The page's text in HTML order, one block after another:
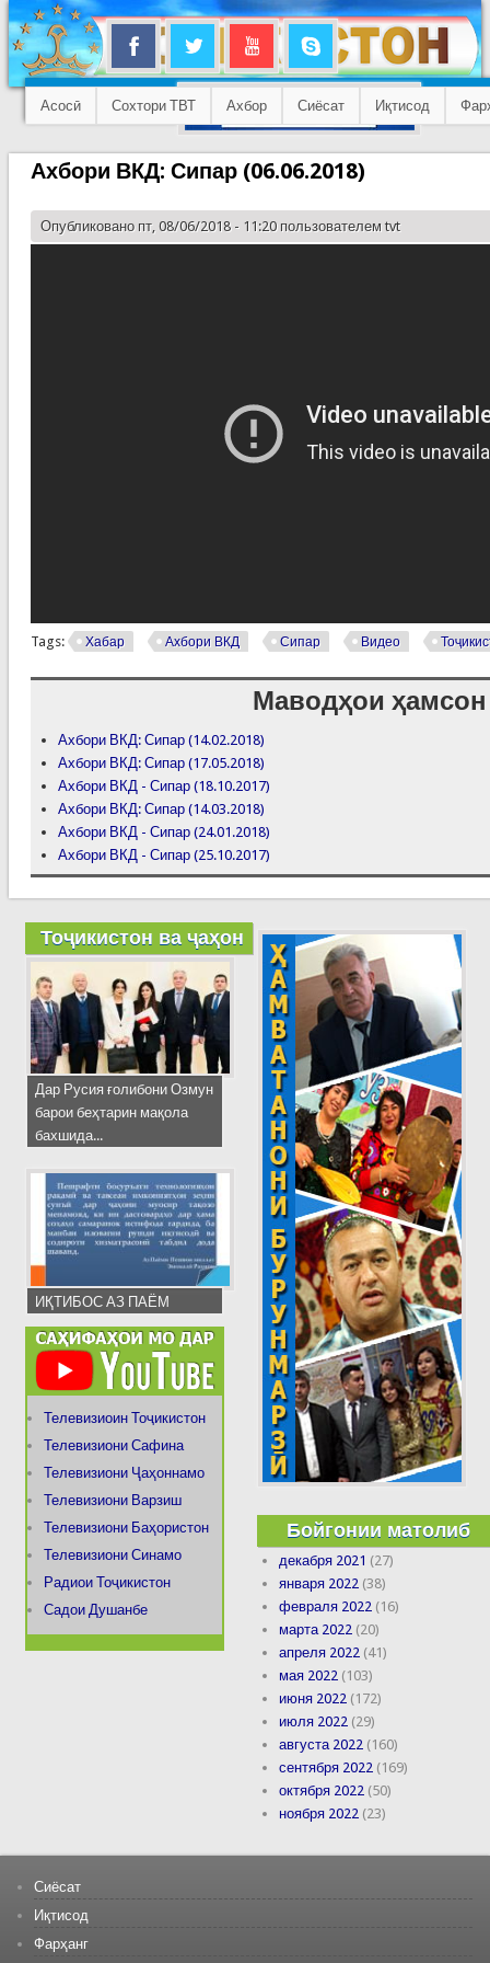
Асосӣ Сохтори ТВТ Ахбор Сиёсат Иқтисод
Ахбори ВКД: Сипар (06.06.2018)
Опубликовано пт, 08/06/2018 - 11:20 пользователем tvt
Tags: Хабар Ахбори ВКД Сипар Видео
Маводҳои ҳамсон
Ахбори ВКД: Сипар (14.02.2018)
Ахбори ВКД: Сипар (17.05.2018)
Ахбори ВКД - Сипар (18.10.2017)
Ахбори ВКД: Сипар (14.03.2018)
Ахбори ВКД - Сипар (24.01.2018)
Ахбори ВКД - Сипар (25.10.2017)
Тоҷикистон ва ҷаҳон
Дар Русия ғолибони Озмун
барои беҳтарин мақола
бахшида...
ИҚТИБОС АЗ ПАЁМ
Телевизиоин Тоҷикистон
Телевизиони Сафина
Телевизиони Ҷаҳоннамо
Телевизиони Варзиш
Телевизиони Баҳористон
Телевизиони Синамо
Радиои Тоҷикистон
Садои Душанбе
Бойгонии матолиб
декабря 2021 (27)
января 2022 (38)
февраля 2022 (16)
марта 2022 (20)
апреля 2022 (41)
мая 2022 (103)
июня 2022 (172)
июля 2022 (29)
августа 2022 (160)
сентября 2022 (169)
октября 2022 (50)
ноября 2022 (23)
Сиёсат
Иқтисод
Фарҳанг